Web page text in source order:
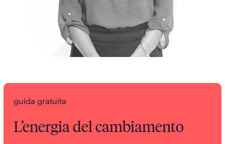
guida gratuita
L’energia del cambiamento